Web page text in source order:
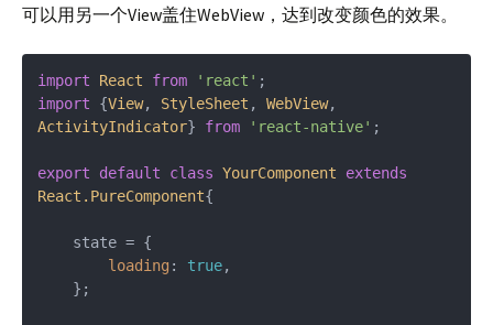
可以用另一个View盖住WebView，达到改变颜色的效果。
import React from 'react'
import {View, StyleSheet , WebView
ActivityIndicator} from 'react-native' ;
export default class YourComponent
extends
React.PureComponent{
loading : true,